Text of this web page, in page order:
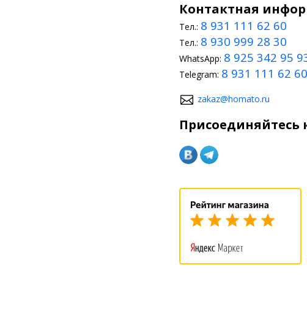
Контактная
Тел.: 8 931 111 62 60
Тел.: 8 930 999 28 30
WhatsApp: 8 925 342 95
Telegram: 8 931 111 62 60
zakaz@homato.ru
Присоединяйтесь